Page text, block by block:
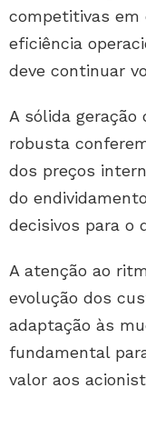
competitivas em
eficiência
deve continuar
A sólida
robusta
dos preços
do
decisivos para o
A atenção ao
evolução dos
adaptação às
fundamental
valor aos